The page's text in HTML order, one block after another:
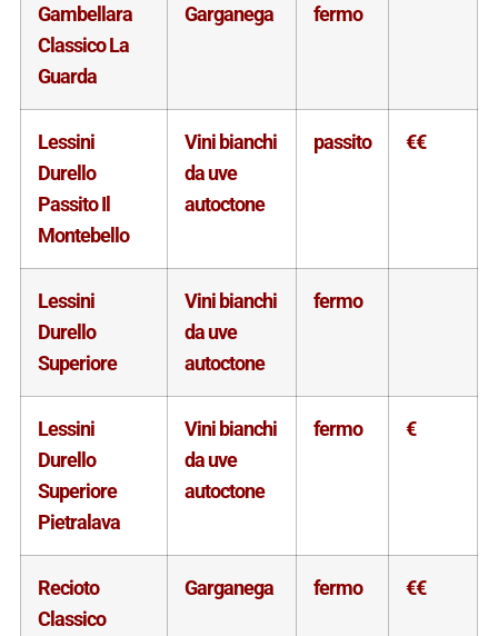
Gambellara
Classico La
Guarda
Garganega fermo
Lessini
Durello
Passito Il
Montebello
Vini bianchi
da uve
autoctone
passito €€
Lessini
Durello
Superiore
Vini bianchi
da uve
autoctone
fermo
Lessini
Durello
Superiore
Pietralava
Vini bianchi
da uve
autoctone
fermo €
Recioto
Classico
Garganega fermo €€